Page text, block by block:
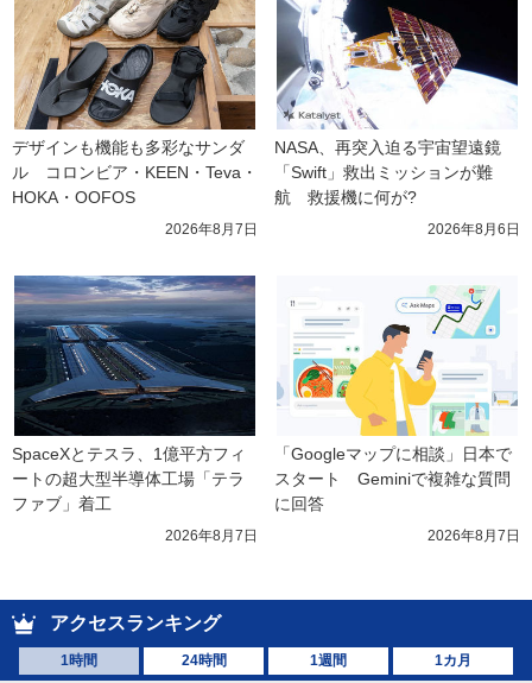
デザインも機能も多彩なサンダ
ル　コロンビア・KEEN・Teva・
HOKA・OOFOS
2026年8月7日
NASA、再突入迫る宇宙望遠鏡
「Swift」救出ミッションが難
航　救援機に何が?
2026年8月6日
SpaceXとテスラ、1億平方フィ
ートの超大型半導体工場「テラ
ファブ」着工
2026年8月7日
「Googleマップに相談」日本で
スタート　Geminiで複雑な質問
に回答
2026年8月7日
アクセスランキング
1時間 24時間 1週間 1カ月